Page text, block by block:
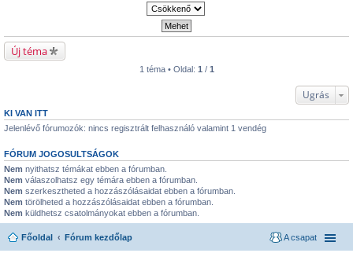
Új téma
1 téma • Oldal: 1 / 1
Ugrás
KI VAN ITT
Jelenlévő fórumozók: nincs regisztrált felhasználó valamint 1 vendég
FÓRUM JOGOSULTSÁGOK
Nem nyithatsz témákat ebben a fórumban.
Nem válaszolhatsz egy témára ebben a fórumban.
Nem szerkesztheted a hozzászólásaidat ebben a fórumban.
Nem törölheted a hozzászólásaidat ebben a fórumban.
Nem küldhetsz csatolmányokat ebben a fórumban.
Főoldal Fórum kezdőlap A csapat